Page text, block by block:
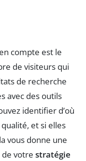
compte est le
de visiteurs qui
de recherche
avec des outils
identifier d’où
et si elles
vous donne une
de votre stratégie